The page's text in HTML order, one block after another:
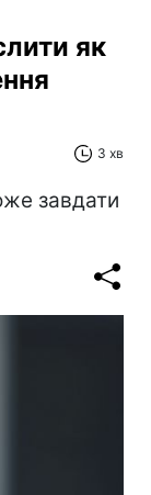
як
3 хв
завдати